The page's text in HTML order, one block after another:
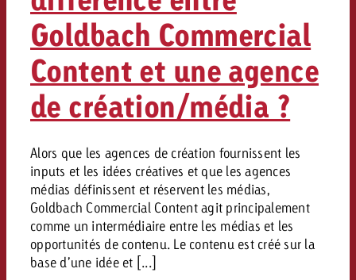
Demander une offre
votre campagne et souhaitez
combien cela coûte.
Demander une offre
votre campagne et souhaitez
combien cela coûte.
Demander une offre
Goldbach Commercial
Content et une agence
de création/média ?
Alors que les agences de création fournissent les
inputs et les idées créatives et que les agences
médias définissent et réservent les médias,
Goldbach Commercial Content agit principalement
comme un intermédiaire entre les médias et les
opportunités de contenu. Le contenu est créé sur la
base d’une idée et [...]